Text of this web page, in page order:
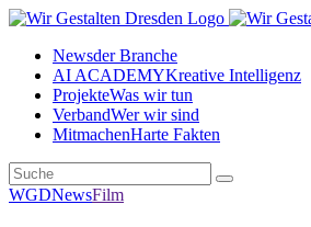
Newsder Branche
AI ACADEMYKreative Intelligenz
ProjekteWas wir tun
VerbandWer wir sind
MitmachenHarte Fakten
WGDNewsFilm